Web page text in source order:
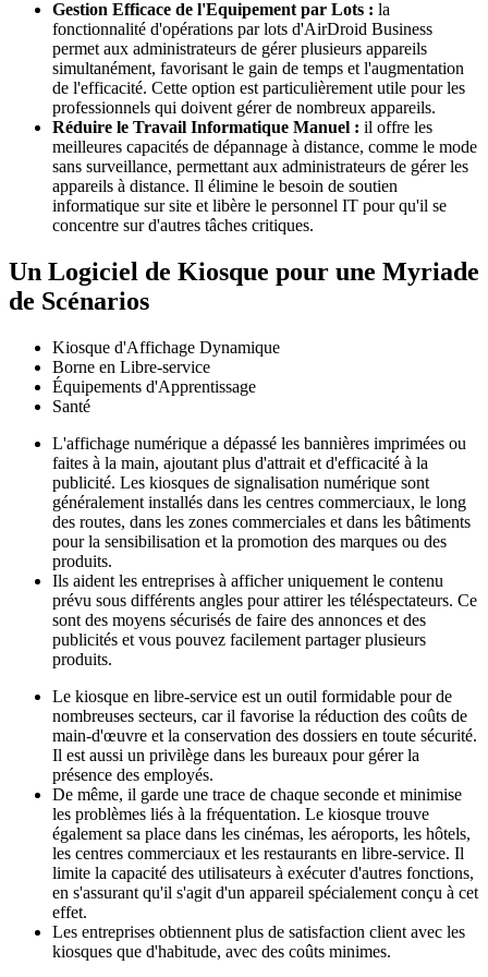
Gestion Efficace de l'Equipement par Lots : la
fonctionnalité d'opérations par lots d'AirDroid Business
permet aux administrateurs de gérer plusieurs appareils
simultanément, favorisant le gain de temps et l'augmentation
de l'efficacité. Cette option est particulièrement utile pour les
professionnels qui doivent gérer de nombreux appareils.
Réduire le Travail Informatique Manuel : il offre les
meilleures capacités de dépannage à distance, comme le mode
sans surveillance, permettant aux administrateurs de gérer les
appareils à distance. Il élimine le besoin de soutien
informatique sur site et libère le personnel IT pour qu'il se
concentre sur d'autres tâches critiques.
Un Logiciel de Kiosque pour une Myriade
de Scénarios
Kiosque d'Affichage Dynamique
Borne en Libre-service
Équipements d'Apprentissage
Santé
L'affichage numérique a dépassé les bannières imprimées ou
faites à la main, ajoutant plus d'attrait et d'efficacité à la
publicité. Les kiosques de signalisation numérique sont
généralement installés dans les centres commerciaux, le long
des routes, dans les zones commerciales et dans les bâtiments
pour la sensibilisation et la promotion des marques ou des
produits.
Ils aident les entreprises à afficher uniquement le contenu
prévu sous différents angles pour attirer les téléspectateurs. Ce
sont des moyens sécurisés de faire des annonces et des
publicités et vous pouvez facilement partager plusieurs
produits.
Le kiosque en libre-service est un outil formidable pour de
nombreuses secteurs, car il favorise la réduction des coûts de
main-d'œuvre et la conservation des dossiers en toute sécurité.
Il est aussi un privilège dans les bureaux pour gérer la
présence des employés.
De même, il garde une trace de chaque seconde et minimise
les problèmes liés à la fréquentation. Le kiosque trouve
également sa place dans les cinémas, les aéroports, les hôtels,
les centres commerciaux et les restaurants en libre-service. Il
limite la capacité des utilisateurs à exécuter d'autres fonctions,
en s'assurant qu'il s'agit d'un appareil spécialement conçu à cet
effet.
Les entreprises obtiennent plus de satisfaction client avec les
kiosques que d'habitude, avec des coûts minimes.